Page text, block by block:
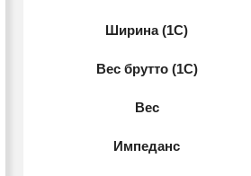
Ширина (1С)
Вес брутто (1С)
Вес
Импеданс